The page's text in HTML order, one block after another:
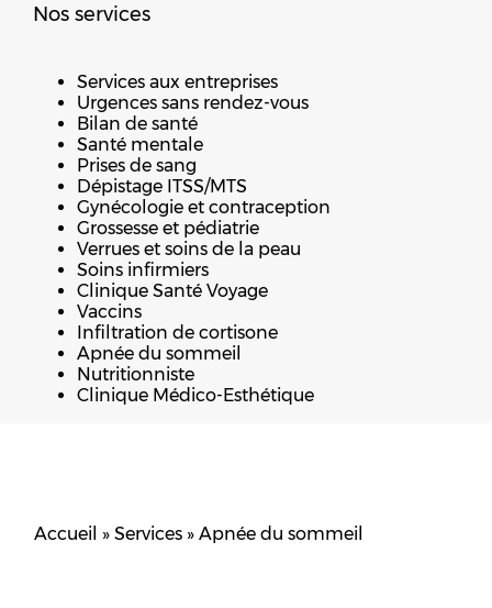
Nos services
Services aux entreprises
Urgences sans rendez-vous
Bilan de santé
Santé mentale
Prises de sang
Dépistage ITSS/MTS
Gynécologie et contraception
Grossesse et pédiatrie
Verrues et soins de la peau
Soins infirmiers
Clinique Santé Voyage
Vaccins
Infiltration de cortisone
Apnée du sommeil
Nutritionniste
Clinique Médico-Esthétique
Accueil »Services »Apnée du sommeil